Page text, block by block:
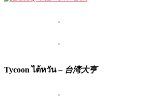
Tycoon ไต้หวัน – 台湾大亨